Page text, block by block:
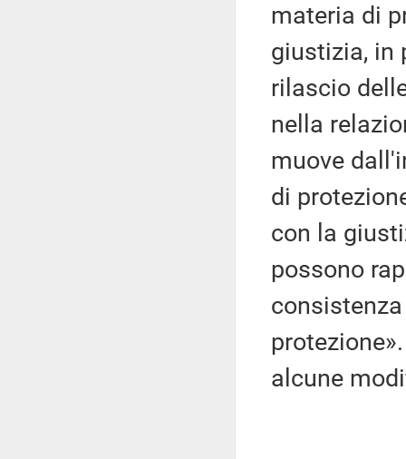
materia di
giustizia, in
rilascio
nella
muove
di
con la
possono
alcune